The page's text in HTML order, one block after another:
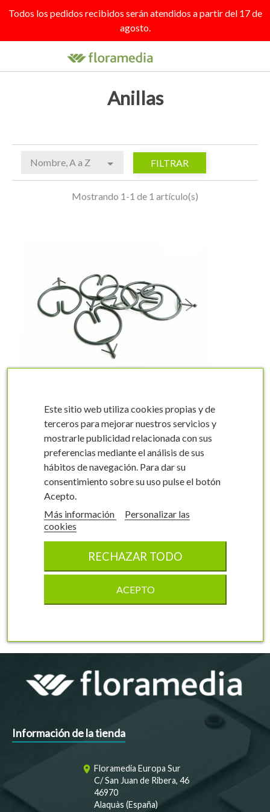
Todos los pedidos recibidos serán atendidos a partir del 17 de
agosto.
Anillas
Nombre, A a Z  FILTRAR
Mostrando 1-1 de 1 artículo(s)
Anilla verde soporte
etiquetas
322120321
30 mm 25000 unidades
324,45 €
shopping_cart COMPRAR
Información de la tienda
room Floramedia Europa Sur
C/ San Juan de Ribera, 46
46970
Alaquàs (España)
Este sitio web utiliza cookies propias y de
terceros para mejorar nuestros servicios y
mostrarle publicidad relacionada con sus
preferencias mediante el análisis de sus
hábitos de navegación. Para dar su
consentimiento sobre su uso pulse el botón
Acepto.
Más información
Personalizar las
cookies
RECHAZAR TODO
ACEPTO